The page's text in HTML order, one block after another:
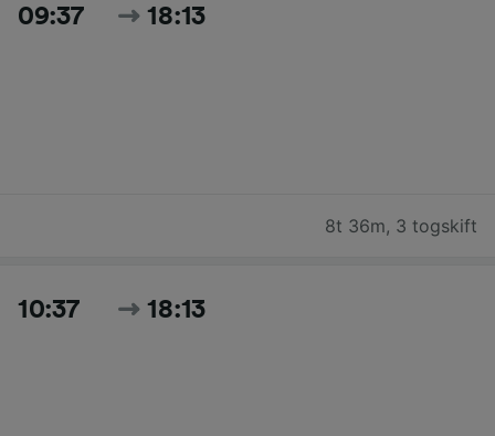
09:37 18:13
8t 36m, 3 togskift
10:37 18:13